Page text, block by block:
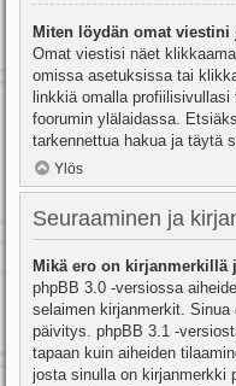
Miten löydän omat
Omat viestisi näet
omissa asetuksissa tai
linkkiä omalla
foorumin ylälaidassa.
tarkennettua hakua ja täytä
Ylös
Seuraaminen ja
Mikä ero on kirjanmerkillä
phpBB 3.0 -versiossa
selaimen kirjanmerkit.
päivitys. phpBB 3.1 -
tapaan kuin aiheiden
josta sinulla on kirjanmerkki